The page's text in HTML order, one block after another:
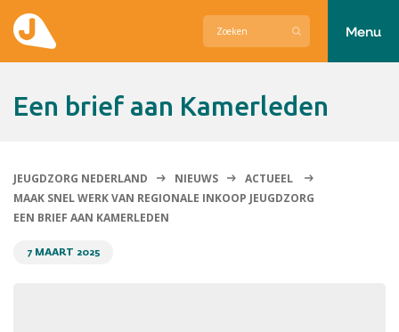
Contact
Menu
een brief aan Kamerleden
JEUGDZORG NEDERLAND NIEUWS
ACTUEEL
MAAK SNEL WERK VAN REGIONALE INKOOP JEUGDZORG
EEN BRIEF AAN KAMERLEDEN
7 MAART 2025